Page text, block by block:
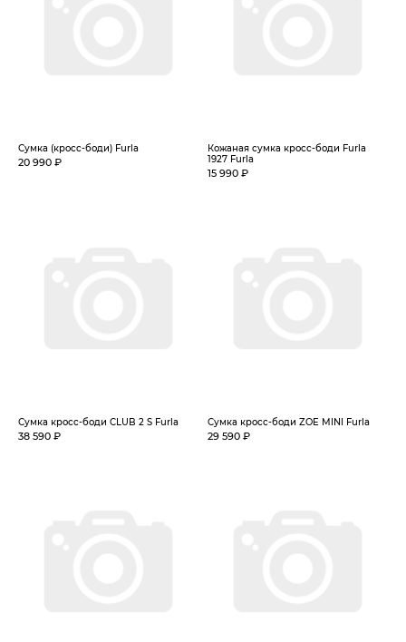
Сумка (кросс-боди) Furla
20 990 ₽
Кожаная сумка кросс-боди Furla
1927 Furla
15 990 ₽
Сумка кросс-боди CLUB 2 S Furla
38 590 ₽
Сумка кросс-боди ZOE MINI Furla
29 590 ₽